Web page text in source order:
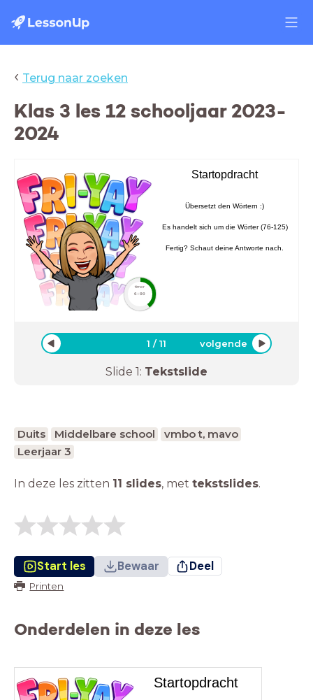
‹ Terug naar zoeken
Klas 3 les 12 schooljaar 2023-
2024
Startopdracht
Übersetzt den Wörtern :)
Es handelt sich um die Wörter (76-125)
Fertig? Schaut deine Antworte nach.
timer
6:00
1 /11 volgende
Slide 1: Tekstslide
Duits Middelbare school
vmbo t, mavo
Leerjaar 3
In deze les zitten 11 slides, met tekstslides.
Start les Bewaar Deel
Printen
Onderdelen in deze les
Startopdracht